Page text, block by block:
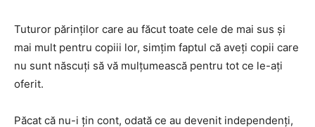
Tuturor părinților care au făcut toate cele de mai sus și
mai mult pentru copiii lor, simțim faptul că aveți copii care
nu sunt născuți să vă mulțumească pentru tot ce le-ați
oferit.
Păcat că nu-i țin cont, odată ce au devenit independenți,